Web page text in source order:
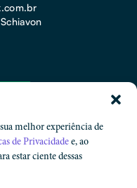
sua melhor experiência de
de Privacidade e, ao
estar ciente dessas